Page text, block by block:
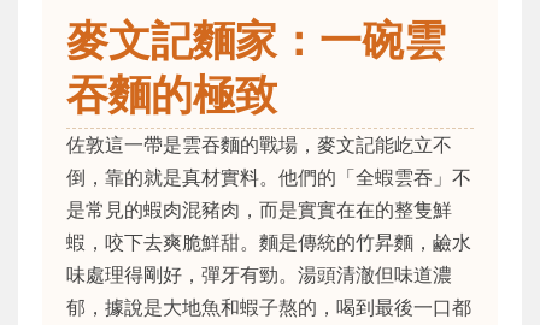
麥文記麵家：一碗雲
吞麵的極致
佐敦這一帶是雲吞麵的戰場，麥文記能屹立不
倒，靠的就是真材實料。他們的「全蝦雲吞」不
是常見的蝦肉混豬肉，而是實實在在的整隻鮮
蝦，咬下去爽脆鮮甜。麵是傳統的竹昇麵，鹼水
味處理得剛好，彈牙有勁。湯頭清澈但味道濃
郁，據說是大地魚和蝦子熬的，喝到最後一口都